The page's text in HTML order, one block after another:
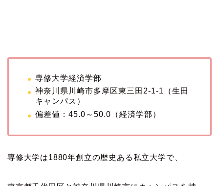
専修大学経済学部
神奈川県川崎市多摩区東三田2-1-1（生田
キャンパス）
偏差値：45.0～50.0（経済学部）
専修大学は1880年創立の歴史ある私立大学で、